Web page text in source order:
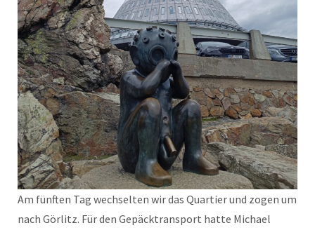
Am fünften Tag wechselten wir das Quartier und zogen um
nach Görlitz. Für den Gepäcktransport hatte Michael